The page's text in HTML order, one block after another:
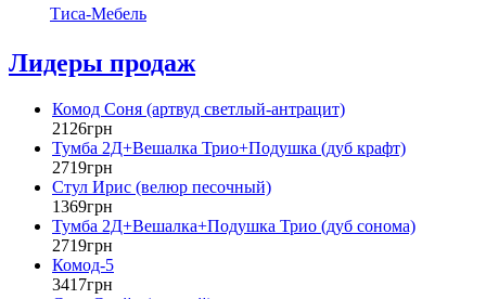
Тиса-Мебель
Лидеры продаж
Комод Соня (артвуд светлый-антрацит)
2126грн
Тумба 2Д+Вешалка Трио+Подушка (дуб крафт)
2719грн
Стул Ирис (велюр песочный)
1369грн
Тумба 2Д+Вешалка+Подушка Трио (дуб сонома)
2719грн
Комод-5
3417грн